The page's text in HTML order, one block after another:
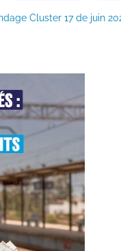
Cluster 17 de juin